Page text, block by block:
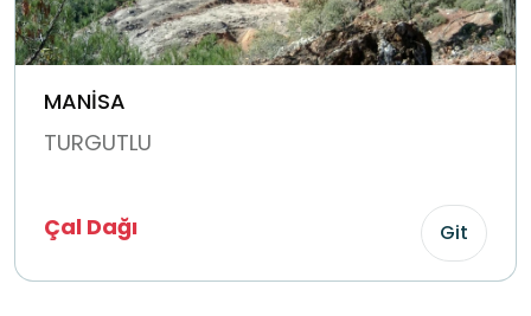
MANİSA
TURGUTLU
Çal Dağı Git